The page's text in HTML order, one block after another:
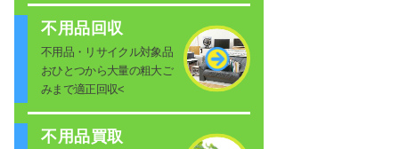
不用品回収
不用品・リサイクル対象品
おひとつから大量の粗大ご
みまで適正回収<
不用品買取